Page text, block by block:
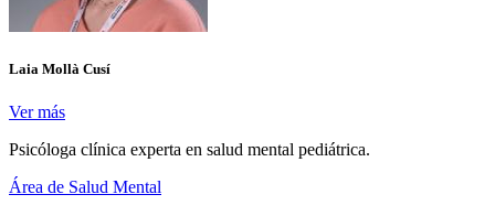
Laia Mollà Cusí
Ver más
Psicóloga clínica experta en salud mental pediátrica.
Área de Salud Mental